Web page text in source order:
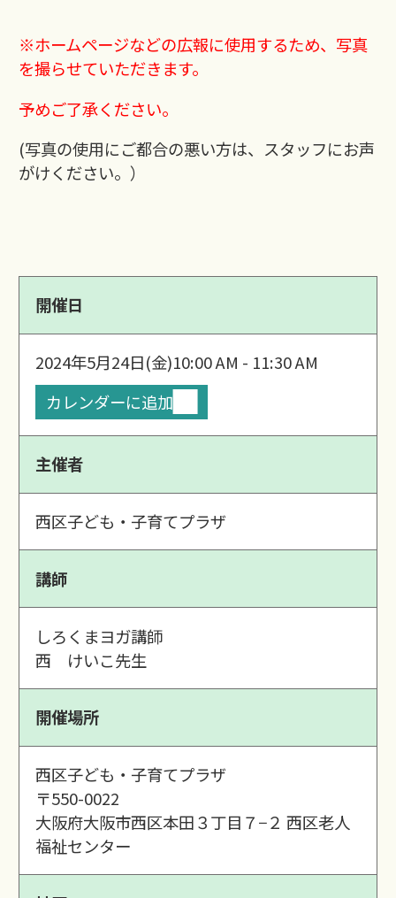
※ホームページなどの広報に使用するため、写真
を撮らせていただきます。
予めご了承ください。
(写真の使用にご都合の悪い方は、スタッフにお声
がけください。）
開催日
2024年5月24日(金)10:00 AM - 11:30 AM
カレンダーに追加
主催者
西区子ども・子育てプラザ
講師
しろくまヨガ講師
西 けいこ先生
開催場所
西区子ども・子育てプラザ
〒550-0022
大阪府大阪市西区本田３丁目７−２ 西区老人
福祉センター